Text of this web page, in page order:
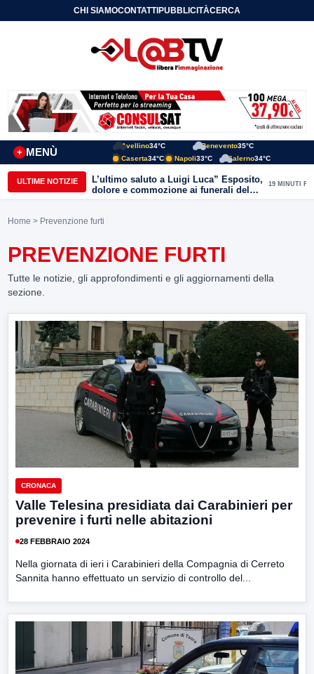
CHI SIAMOCONTATTIPUBBLICITÀCERCA
MENÙ
+
Avellino34°C Benevento35°C
Caserta34°C Napoli33°C Salerno34°C
ULTIME NOTIZIE
L’ultimo saluto a Luigi Luca” Esposito,
dolore e commozione ai funerali del
giornalista ucciso
19 MINUTI FA
Home > Prevenzione furti
PREVENZIONE FURTI
Tutte le notizie, gli approfondimenti e gli aggiornamenti della
sezione.
CRONACA
Valle Telesina presidiata dai Carabinieri per
prevenire i furti nelle abitazioni
28 FEBBRAIO 2024
Nella giornata di ieri i Carabinieri della Compagnia di Cerreto
Sannita hanno effettuato un servizio di controllo del...